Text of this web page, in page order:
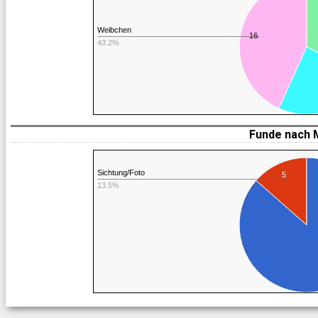
16
Weibchen
43.2%
Funde nach
5
Sichtung/Foto
13.5%